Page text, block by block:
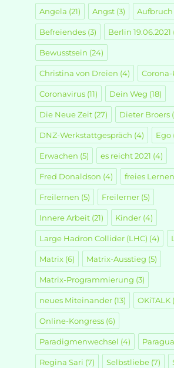
Angela (21) Angst(3) Aufbruch
Befreiendes(3) Berlin 19.06.2021
Bewusstsein (24)
Christina von Dreien (4) Corona-
Coronavirus(11) Dein Weg (18)
Die Neue Zeit(27) Dieter Broers
DNZ-Werkstattgespräch (4) Ego
Erwachen (5) es reicht 2021 (4)
Fred Donaldson (4) freies Lernen
Freilernen (5) Freilerner(5)
Innere Arbeit(21) Kinder(4)
Large Hadron Collider (LHC) (4)
Matrix(6) Matrix-Ausstieg (5)
Matrix-Programmierung (3)
neues Miteinander(13) OKiTALK
Online-Kongress(6)
Paradigmenwechsel (4)
Regina Sari (7) Selbstliebe(7)